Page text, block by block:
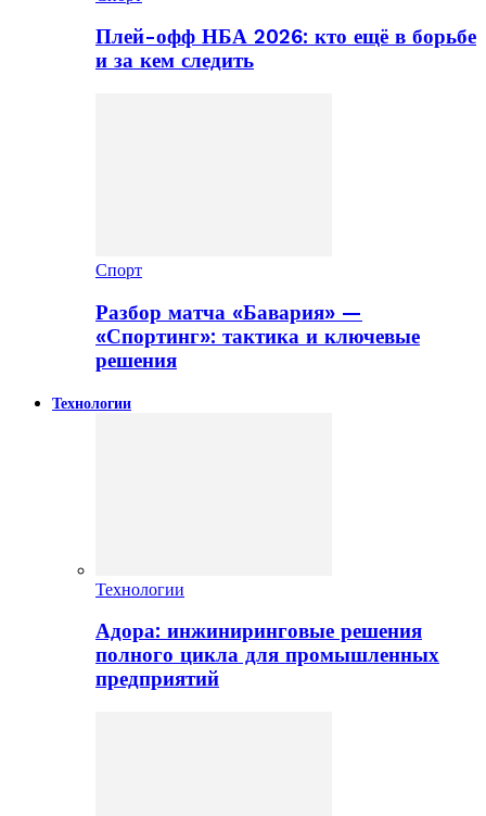
Плей-офф НБА 2026: кто ещё в борьбе
и за кем следить
Спорт
Разбор матча «Бавария» —
«Спортинг»: тактика и ключевые
решения
Технологии
Технологии
Адора: инжиниринговые решения
полного цикла для промышленных
предприятий